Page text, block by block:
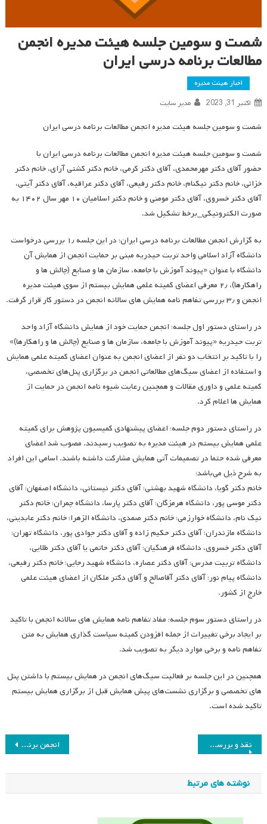
شصت و سومین جلسه هیئت مدیره انجمن
مطالعات برنامه درسی ایران
اخبار هیئت مدیره
اکتبر 31, 2023 مدیر سایت
شصت و سومین جلسه هیئت مدیره انجمن مطالعات برنامه درسی ایران
شصت و سومین جلسه هیئت مدیره انجمن مطالعات برنامه درسی ایران با
حضور آقای دکتر مهرمحمدی، آقای دکتر کرمی، خانم دکتر کشتی آرای، خانم دکتر
خزائی، خانم دکتر نیکنام، خانم دکتر رفیعی، آقای دکتر عراقیه، آقای دکتر آیتی،
آقای دکتر خسروی، آقای دکتر مومنی و خانم دکتر اسلامیان ۱۰ مهر سال ۱۴۰۲ به
صورت الکترونیکی_برخط تشکیل شد.
به گزارش انجمن مطالعات برنامه درسی ایران؛ در این جلسه ۱٫ بررسی درخواست
دانشگاه آزاد اسلامی واحد تربت حیدریه مبنی بر حمایت انجمن از همایش آن
دانشگاه با عنوان «پیوند آموزش با جامعه، سازمان ها و صنایع (چالش ها و
راهکارها)، ۲٫ معرفی اعضای کمیته علمی همایش بیستم از سوی هیئت مدیره
انجمن و ۳٫ بررسی تفاهم نامه همایش های سالانه انجمن در دستور کار قرار گرفت.
در راستای دستور اول جلسه؛ انجمن حمایت خود از همایش دانشگاه آزاد واحد
تربت حیدریه «پیوند آموزش با جامعه، سازمان ها و صنایع (چالش ها و راهکارها)»
را با تاکید بر انتخاب دو نفر از اعضای انجمن به عنوان اعضای کمیته علمی همایش
و استفاده از اعضای سیگ‌های مطالعاتی انجمن در برگزاری پنل‌های تخصصی،
کمیته علمی و داوری مقالات و همچنین رعایت شیوه نامه انجمن در حمایت از
همایش ها اعلام کرد.
در راستای دستور دوم جلسه؛ اعضای پیشنهادی کمیسیون پژوهش برای کمیته
علمی همایش بیستم در هیئت مدیره به تصویب رسیدند. مصوب شد اعضای
معرفی شده حتما در تصمیمات آتی همایش مشارکت داشته باشند. اسامی این افراد
به شرح ذیل می‌باشد؛
خانم دکتر گویا، دانشگاه شهید بهشتی؛ آقای دکتر نیستانی، دانشگاه اصفهان؛ آقای
دکتر موسی پور، دانشگاه هرمزگان؛ آقای دکتر پارسا، دانشگاه چمران؛ خانم دکتر
نیک نام، دانشگاه خوارزمی؛ خانم دکتر صمدی، دانشگاه الزهرا؛ خانم دکتر عابدینی،
دانشگاه مازندران؛ آقای دکتر حکیم زاده و آقای دکتر جوادی پور، دانشگاه تهران؛
آقای دکتر خسروی، دانشگاه فرهنگیان؛ آقای دکتر حاتمی یا آقای دکتر طلایی،
دانشگاه تربیت مدرس؛ آقای دکتر عصاره، دانشگاه شهید رجایی؛ خانم دکتر رفیعی،
دانشگاه پیام نور؛ آقای دکتر آقاصالح و آقای دکتر ملکان از اعضای هیئت علمی
خارج از کشور.
در راستای دستور سوم جلسه؛ مفاد تفاهم نامه همایش های سالانه انجمن با تاکید
بر ایجاد برخی تغییرات از جمله افزودن کمیته سیاست گذاری همایش به متن
تفاهم نامه و برخی موارد دیگر به تصویب شد.
همچنین در این جلسه بر فعالیت سیگ­‌های انجمن در همایش بیستم با داشتن پنل­‌
های تخصصی و برگزاری نشست‌های پیش همایش قبل از برگزاری همایش بیستم
تاکید شده است.
راهبری
نوشته
انجمن برنامه درسی، انجمنی موفق در میان انجمن‌های حوزه علوم انسانی است نقد و بررسی کتاب «تاریخ برنامه‌ریزی درسی در ایران»
نوشته های مرتبط